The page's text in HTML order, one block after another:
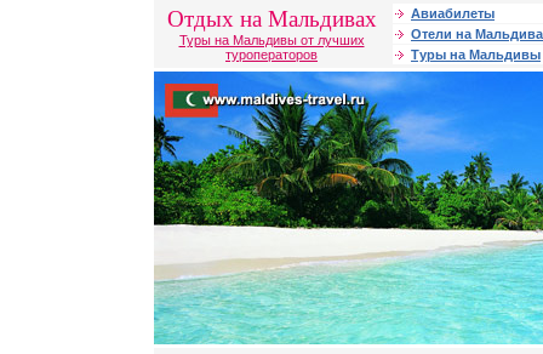
Отдых на Мальдивах
Туры на Мальдивы от лучших
туроператоров
Авиабилеты
Отели на
Туры на Мальдивы